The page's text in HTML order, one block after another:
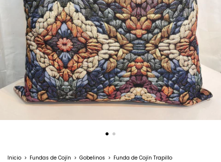
Inicio > Fundas de Cojín > Gobelinos > Funda de Cojín Trapillo